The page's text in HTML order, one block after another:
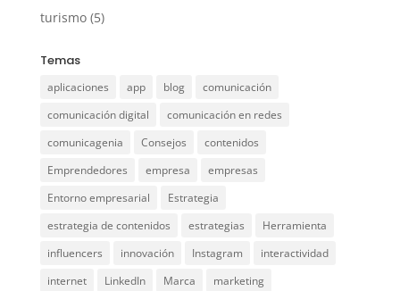
turismo(5)
Temas
aplicaciones app blog
comunicación
comunicación digital
comunicación en redes
comunicagenia
Consejos
contenidos
Emprendedores
empresa
empresas
Entorno empresarial
Estrategia
estrategia de contenidos
estrategias
Herramienta
influencers
innovación Instagram
interactividad
internet
LinkedIn Marca
marketing